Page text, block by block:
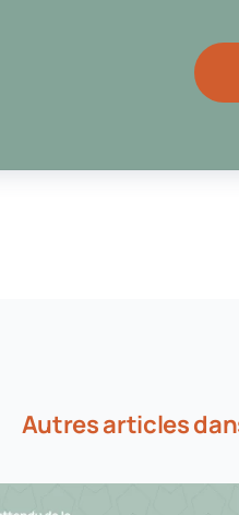
Autres articles